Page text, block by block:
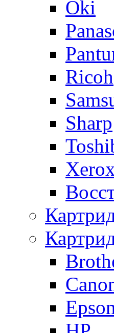
Oki
Ricoh
Sharp
Epson